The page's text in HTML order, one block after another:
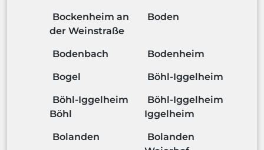
Bockenheim an
der Weinstraße
Boden
Bodenbach Bodenheim
Bogel Böhl-Iggelheim
Böhl-Iggelheim
Böhl
Böhl-Iggelheim
Iggelheim
Bolanden
Bolanden